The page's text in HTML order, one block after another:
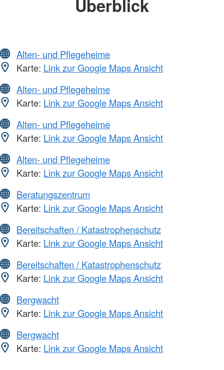
Überblick
Alten- und Pflegeheime
Karte: Link zur Google Maps Ansicht
Alten- und Pflegeheime
Karte: Link zur Google Maps Ansicht
Alten- und Pflegeheime
Karte: Link zur Google Maps Ansicht
Alten- und Pflegeheime
Karte: Link zur Google Maps Ansicht
Beratungszentrum
Karte: Link zur Google Maps Ansicht
Bereitschaften / Katastrophenschutz
Karte: Link zur Google Maps Ansicht
Bereitschaften / Katastrophenschutz
Karte: Link zur Google Maps Ansicht
Bergwacht
Karte: Link zur Google Maps Ansicht
Bergwacht
Karte: Link zur Google Maps Ansicht